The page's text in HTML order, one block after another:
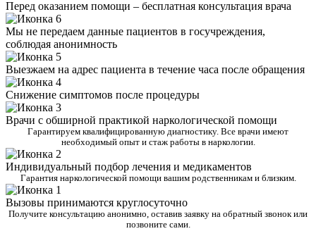
Перед оказанием помощи – бесплатная консультация врача
Мы не передаем данные пациентов в госучреждения,
соблюдая анонимность
Выезжаем на адрес пациента в течение часа после обращения
Снижение симптомов после процедуры
Врачи с обширной практикой наркологической помощи
Гарантируем квалифицированную диагностику. Все врачи имеют
необходимый опыт и стаж работы в наркологии.
Индивидуальный подбор лечения и медикаментов
Гарантия наркологической помощи вашим родственникам и близким.
Вызовы принимаются круглосуточно
Получите консультацию анонимно, оставив заявку на обратный звонок или
позвоните сами.